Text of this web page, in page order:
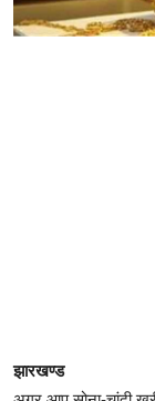
झारखण्ड